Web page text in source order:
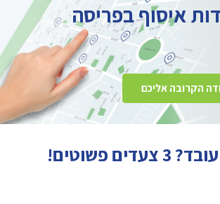
איסוף בפריסה
הקרובה אליכם
פשוטים!